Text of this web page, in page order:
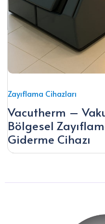
Zayıflama Cihazları
Vacutherm –
Bölgesel
Giderme Cihazı